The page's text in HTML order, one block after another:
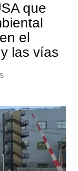
que
el
las vías